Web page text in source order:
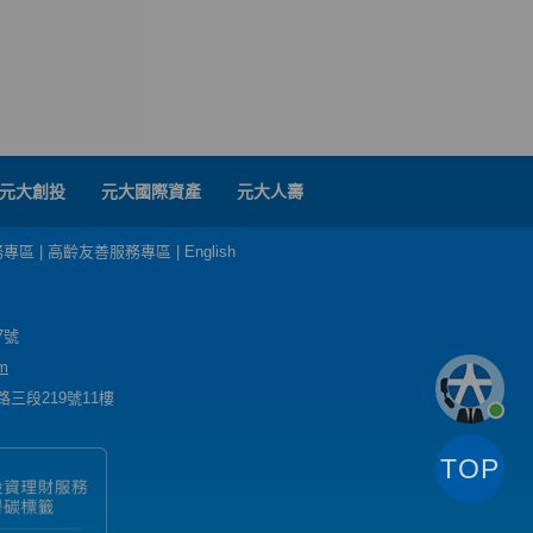
元大創投 元大國際資產 元大人壽
區 高齡友善服務專區 English
號
三段219號11樓
TOP